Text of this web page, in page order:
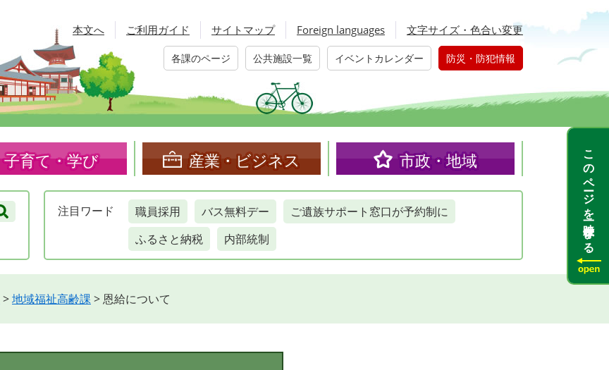
本文へ ご利用ガイド サイトマップ Foreign languages 文字サイズ・色合い変更
各課のページ 公共施設一覧 イベントカレンダー 防災・防犯情報
子育て・学び 産業・ビジネス 市政・地域
注目 ワード 職員採用 バス無料デー
ご遺族サポート窓口が予約制に
ふるさと納税
内部統制
>地域福祉高齢課 >恩給について
このページを一時保存する